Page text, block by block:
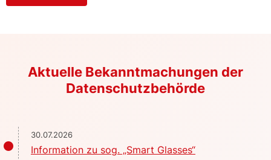
Aktuelle Bekanntmachungen der
Datenschutzbehörde
30.07.2026
Information zu sog. „Smart Glasses“